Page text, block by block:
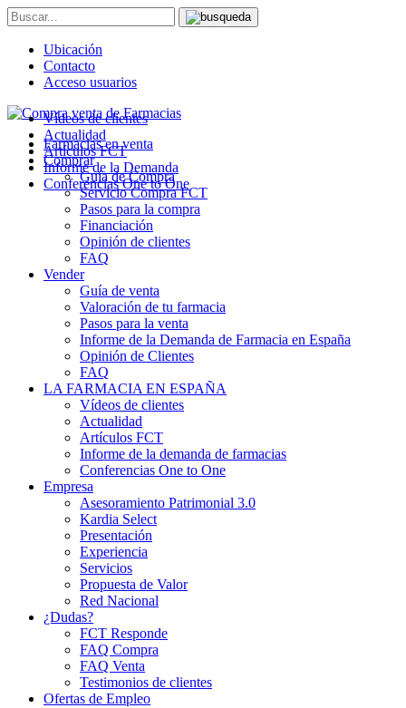
Ubicación
Contacto
Acceso usuarios
Farmacias en venta
Comprar
Guía de Compra
Servicio Compra FCT
Pasos para la compra
Financiación
Opinión de clientes
FAQ
Vender
Guía de venta
Valoración de tu farmacia
Pasos para la venta
Informe de la Demanda de Farmacia en España
Opinión de Clientes
FAQ
LA FARMACIA EN ESPAÑA
Vídeos de clientes
Actualidad
Artículos FCT
Informe de la demanda de farmacias
Conferencias One to One
Empresa
Asesoramiento Patrimonial 3.0
Kardia Select
Presentación
Experiencia
Servicios
Propuesta de Valor
Red Nacional
¿Dudas?
FCT Responde
FAQ Compra
FAQ Venta
Testimonios de clientes
Ofertas de Empleo
Vídeos de clientes
Actualidad
Artículos FCT
Informe de la Demanda
Conferencias One to One